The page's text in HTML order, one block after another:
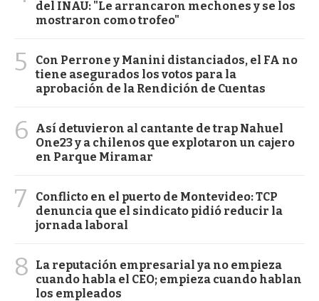
del INAU: "Le arrancaron mechones y se los
mostraron como trofeo"
5
Con Perrone y Manini distanciados, el FA no
tiene asegurados los votos para la
aprobación de la Rendición de Cuentas
6
Así detuvieron al cantante de trap Nahuel
One23 y a chilenos que explotaron un cajero
en Parque Miramar
7
Conflicto en el puerto de Montevideo: TCP
denuncia que el sindicato pidió reducir la
jornada laboral
8
La reputación empresarial ya no empieza
cuando habla el CEO; empieza cuando hablan
los empleados